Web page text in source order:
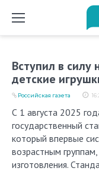
Вступил в силу
детские
Российская газета
С 1 августа 2025 года вступает в силу новый
государственный
который впервые
возрастным
изготовления.